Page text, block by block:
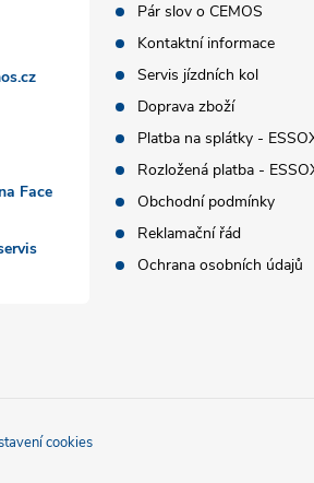
Face
Pár slov o CEMOS
Kontaktní informace
Servis jízdních kol
Doprava zboží
Platba na splátky -
Rozložená platba -
Obchodní podmínky
Reklamační řád
Ochrana osobních údajů
cookies